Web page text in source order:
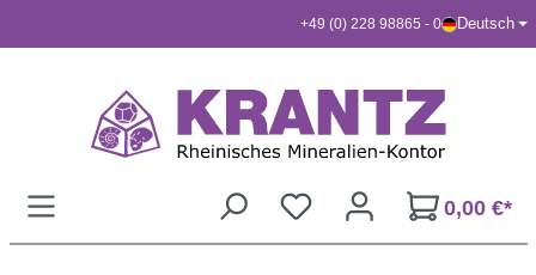
+49 (0) 228 98865 - 0 Deutsch
0,00 €*